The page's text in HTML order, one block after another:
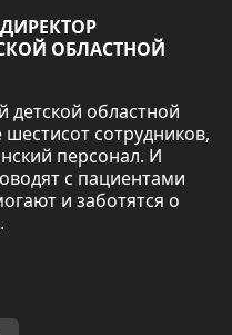
ОБЛАСТНОЙ
областной
сотрудников,
персонал. И
с пациентами
и заботятся о